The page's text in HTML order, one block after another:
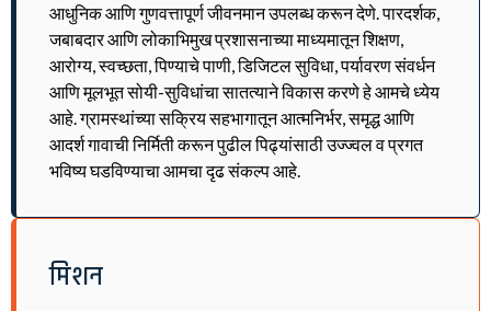
आधुनिक आणि गुणवत्तापूर्ण जीवनमान उपलब्ध करून देणे. पारदर्शक,
जबाबदार आणि लोकाभिमुख प्रशासनाच्या माध्यमातून शिक्षण,
आरोग्य, स्वच्छता, पिण्याचे पाणी, डिजिटल सुविधा, पर्यावरण संवर्धन
आणि मूलभूत सोयी-सुविधांचा सातत्याने विकास करणे हे आमचे ध्येय
आहे. ग्रामस्थांच्या सक्रिय सहभागातून आत्मनिर्भर, समृद्ध आणि
आदर्श गावाची निर्मिती करून पुढील पिढ्यांसाठी उज्ज्वल व प्रगत
भविष्य घडविण्याचा आमचा दृढ संकल्प आहे.
मिशन